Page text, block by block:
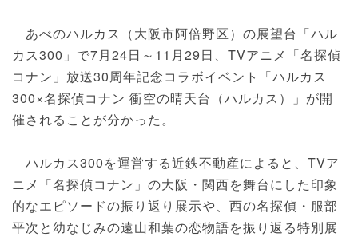
あべのハルカス（大阪市阿倍野区）の展望台「ハル
カス300」で7月24日～11月29日、TVアニメ「名探偵
コナン」放送30周年記念コラボイベント「ハルカス
300×名探偵コナン 衝空の晴天台（ハルカス）」が開
催されることが分かった。
ハルカス300を運営する近鉄不動産によると、TVア
ニメ「名探偵コナン」の大阪・関西を舞台にした印象
的なエピソードの振り返り展示や、西の名探偵・服部
平次と幼なじみの遠山和葉の恋物語を振り返る特別展